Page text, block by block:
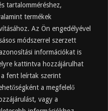
tartalomméréshez,
termékek
Az Ön engedélyével
módszerrel szerzett
információkat is
kattintva hozzájárulhat
fent leírtak szerint
a megfelelő
vagy a
felhasználási
mikor, mennyit, mivel
a szervezetre –